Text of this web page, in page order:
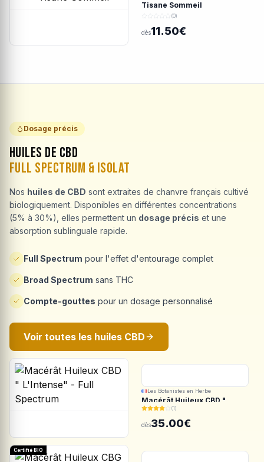
Tisane Sommeil
(0)
dès11.50€
Les Botanistes en Herbe
Macérât Huileux CBD "
L'Intense" - Full Spectrum
(1)
dès35.00€
Certifié BIO
Dosage précis
Huiles de CBD
Full Spectrum & Isolat
Nos huiles de CBD sont extraites de chanvre français cultivé
biologiquement. Disponibles en différentes concentrations
(5% à 30%), elles permettent un dosage précis et une
absorption sublinguale rapide.
Full Spectrum pour l'effet d'entourage complet
Broad Spectrum sans THC
Compte-gouttes pour un dosage personnalisé
Voir toutes les huiles CBD